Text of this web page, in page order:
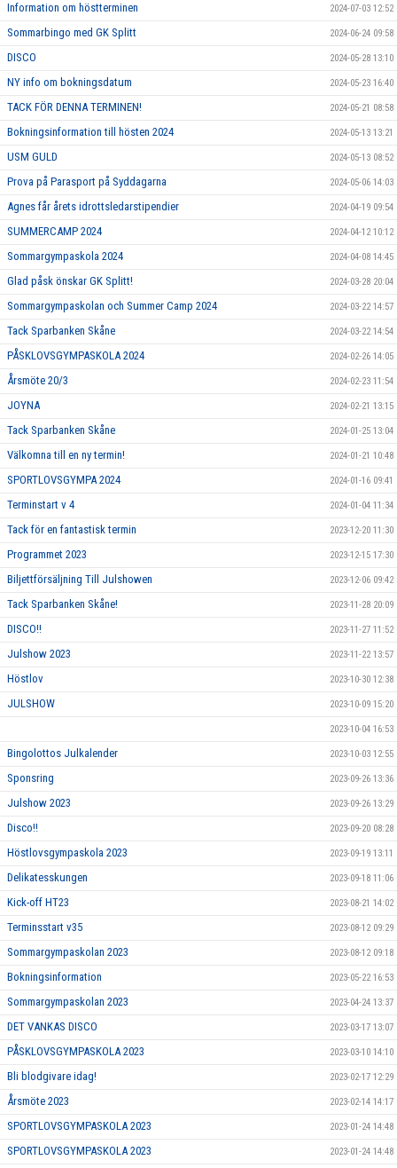
Information om höstterminen 2024-07-03 12:52
Sommarbingo med GK Splitt 2024-06-24 09:58
DISCO 2024-05-28 13:10
NY info om bokningsdatum 2024-05-23 16:40
TACK FÖR DENNA TERMINEN! 2024-05-21 08:58
Bokningsinformation till hösten 2024 2024-05-13 13:21
USM GULD 2024-05-13 08:52
Prova på Parasport på Syddagarna 2024-05-06 14:03
Agnes får årets idrottsledarstipendier 2024-04-19 09:54
SUMMERCAMP 2024 2024-04-12 10:12
Sommargympaskola 2024 2024-04-08 14:45
Glad påsk önskar GK Splitt! 2024-03-28 20:04
Sommargympaskolan och Summer Camp 2024 2024-03-22 14:57
Tack Sparbanken Skåne 2024-03-22 14:54
PÅSKLOVSGYMPASKOLA 2024 2024-02-26 14:05
Årsmöte 20/3 2024-02-23 11:54
JOYNA 2024-02-21 13:15
Tack Sparbanken Skåne 2024-01-25 13:04
Välkomna till en ny termin! 2024-01-21 10:48
SPORTLOVSGYMPA 2024 2024-01-16 09:41
Terminstart v 4 2024-01-04 11:34
Tack för en fantastisk termin 2023-12-20 11:30
Programmet 2023 2023-12-15 17:30
Biljettförsäljning Till Julshowen 2023-12-06 09:42
Tack Sparbanken Skåne! 2023-11-28 20:09
DISCO!! 2023-11-27 11:52
Julshow 2023 2023-11-22 13:57
Höstlov 2023-10-30 12:38
JULSHOW 2023-10-09 15:20
2023-10-04 16:53
Bingolottos Julkalender 2023-10-03 12:55
Sponsring 2023-09-26 13:36
Julshow 2023 2023-09-26 13:29
Disco!! 2023-09-20 08:28
Höstlovsgympaskola 2023 2023-09-19 13:11
Delikatesskungen 2023-09-18 11:06
Kick-off HT23 2023-08-21 14:02
Terminsstart v35 2023-08-12 09:29
Sommargympaskolan 2023 2023-08-12 09:18
Bokningsinformation 2023-05-22 16:53
Sommargympaskolan 2023 2023-04-24 13:37
DET VANKAS DISCO 2023-03-17 13:07
PÅSKLOVSGYMPASKOLA 2023 2023-03-10 14:10
Bli blodgivare idag! 2023-02-17 12:29
Årsmöte 2023 2023-02-14 14:17
SPORTLOVSGYMPASKOLA 2023 2023-01-24 14:48
SPORTLOVSGYMPASKOLA 2023 2023-01-24 14:48